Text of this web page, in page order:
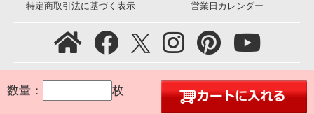
数量： 枚
特定商取引法に基づく表示
営業日カレンダー
お問合せ
採用情報｜
© 2005 Seiwa Co., Ltd. All Rights Reserved.